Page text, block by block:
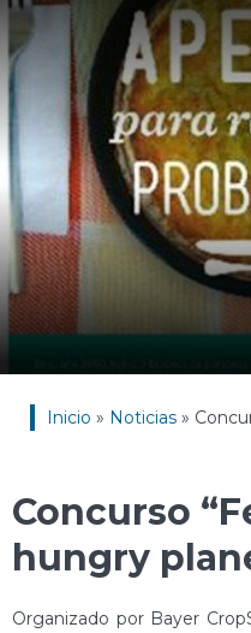
Inicio » Noticias »
Concurso
hungry
Organizado por Bayer